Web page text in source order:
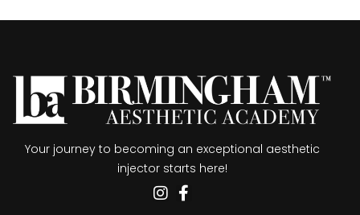
Your journey to becoming an exceptional aesthetic
injector starts here!